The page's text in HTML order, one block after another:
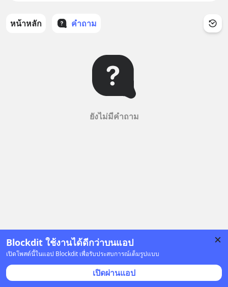
Blockdit ใช้งานได้ดีกว่าบนแอป
เปิดโพสต์นี้ในแอป Blockdit เพื่อรับประสบการณ์เต็มรูปแบบ
เปิดผ่านแอป
หน้าหลัก คำถาม
ยังไม่มีคำถาม